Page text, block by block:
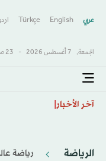
عربي English
Türkçe
الجمعة, 7 أغسطس 2026 - 23 صفَر 1448 هـ
آخر الأخبار
الرياضة رياضة